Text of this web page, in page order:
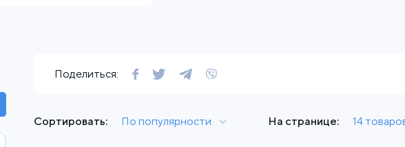
Поделиться:
Сортировать: По популярности На странице: 14